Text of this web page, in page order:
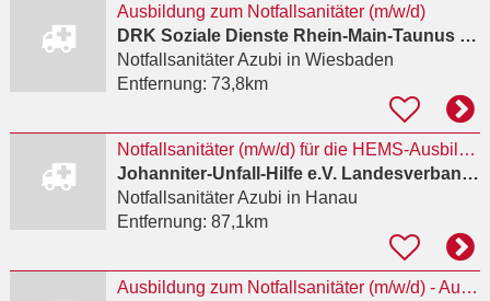
Ausbildung zum Notfallsanitäter (m/w/d)
DRK Soziale Dienste Rhein-Main-Taunus gGmbH
Notfallsanitäter Azubi in Wiesbaden
Entfernung: 73,8km
Notfallsanitäter (m/w/d) für die HEMS-Ausbildung & bodengebundener Rettungsdienst
Johanniter-Unfall-Hilfe e.V. Landesverband Hessen/Rheinland-Pfalz/Saar
Notfallsanitäter Azubi in Hanau
Entfernung: 87,1km
Ausbildung zum Notfallsanitäter (m/w/d) - Ausbildungsbeginn: 01.04.2027